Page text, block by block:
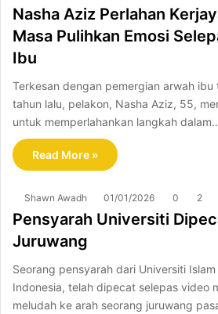
Nasha Aziz Perlahan
Masa Pulihkan Emosi
Ibu
Terkesan dengan pemergian arwah
tahun lalu, pelakon, Nasha Aziz, 55,
untuk memperlahankan langkah
Read More »
Shawn Awadh 01/01/2026 0 2
Pensyarah Universiti
Juruwang
Seorang pensyarah dari Universiti
Indonesia, telah dipecat selepas video
meludah ke arah seorang juruwang